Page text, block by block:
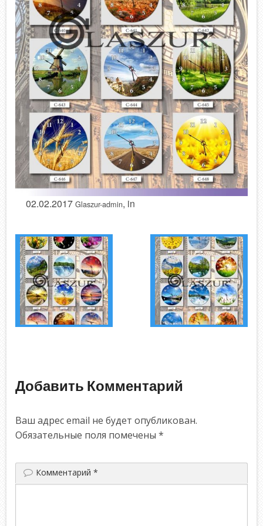
02.02.2017 Glaszur-admin, in
Добавить Комментарий
Ваш адрес email не будет опубликован.
Обязательные поля помечены*
Комментарий*